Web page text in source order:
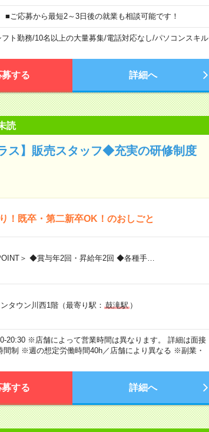
ご応募から最短2～3日後の就業も相談可能です！
フト勤務/10名以上の大量募集/電話対応なし/パソコンスキル
募する 詳細へ
読
ス】販売スタッフ◆充実の研修制度
！既卒・第二新卒OK！のおしごと
＞ ◆賞与年2回・昇給年2回 ◆各種手…
タウン川西1階（最寄り駅： 鼓滝駅）
20:30 ※店舗によって営業時間は異なります。 詳細は面接
制 ※週の想定労働時間40h／店舗により異なる ※副業・
募する 詳細へ